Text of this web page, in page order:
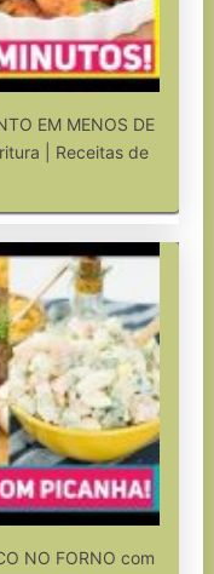
EM MENOS DE
| Receitas de
NO FORNO com